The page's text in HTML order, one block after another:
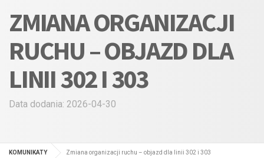
ZMIANA ORGANIZACJI
RUCHU – OBJAZD DLA
LINII 302 I 303
Data dodania: 2026-04-30
KOMUNIKATY Zmiana organizacji ruchu – objazd dla linii 302 i 303